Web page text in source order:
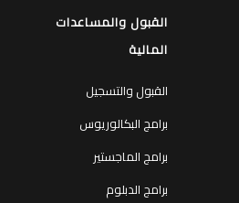
القبول والمساعدات
المالية
القبول والتسجيل
برامج البكالوريوس
برامج الماجستير
برامج الدبلوم